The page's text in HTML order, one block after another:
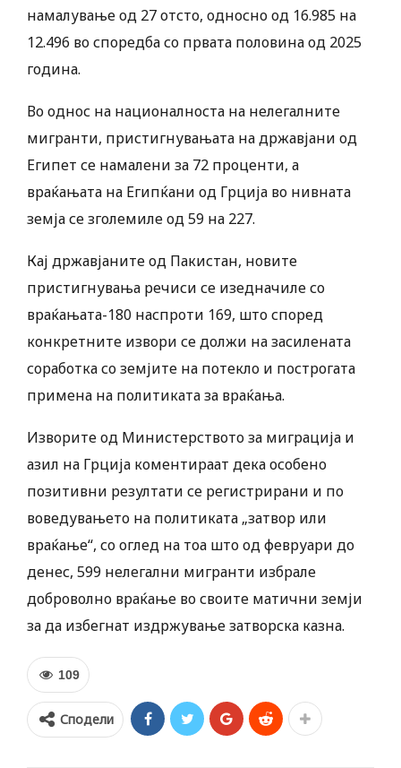
намалување од 27 отсто, односно од 16.985 на
12.496 во споредба со првата половина од 2025
година.
Во однос на националноста на нелегалните
мигранти, пристигнувањата на државјани од
Египет се намалени за 72 проценти, а
враќањата на Египќани од Грција во нивната
земја се зголемиле од 59 на 227.
Кај државјаните од Пакистан, новите
пристигнувања речиси се изедначиле со
враќањата-180 наспроти 169, што според
конкретните извори се должи на засилената
соработка со земјите на потекло и построгата
примена на политиката за враќања.
Изворите од Министерството за миграција и
азил на Грција коментираат дека особено
позитивни резултати се регистрирани и по
воведувањето на политиката „затвор или
враќање“, со оглед на тоа што од февруари до
денес, 599 нелегални мигранти избрале
доброволно враќање во своите матични земји
за да избегнат издржување затворска казна.
109
Сподели